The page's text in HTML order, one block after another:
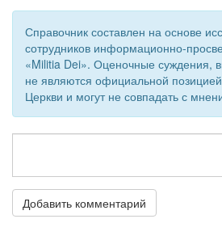
Справочник составлен на основе
сотрудников информационно-
«Militia Dei». Оценочные суждения,
не являются официальной
Церкви и могут не совпадать с
Добавить комментарий